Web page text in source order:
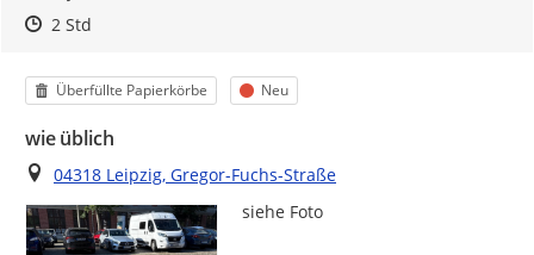
Zeitpunkt des Erstellens
Zeitpunkt des Erstellens
2 StdZur Äußerung
Kategorie
Überfüllte Papierkörbe Status
Neu
wie üblich
Ort
04318 Leipzig, Gregor-Fuchs-Straße
siehe Foto